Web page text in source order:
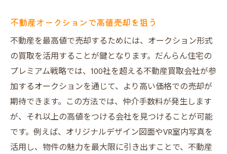
不動産オークションで高値売却を狙う
不動産を最高値で売却するためには、オークション形式
の買取を活用することが鍵となります。だんらん住宅の
プレミアム戦略では、100社を超える不動産買取会社が参
加するオークションを通じて、より高い価格での売却が
期待できます。この方法では、仲介手数料が発生します
が、それ以上の高値をつける会社を見つけることが可能
です。例えば、オリジナルデザイン図面やVR室内写真を
活用し、物件の魅力を最大限に引き出すことで、不動産